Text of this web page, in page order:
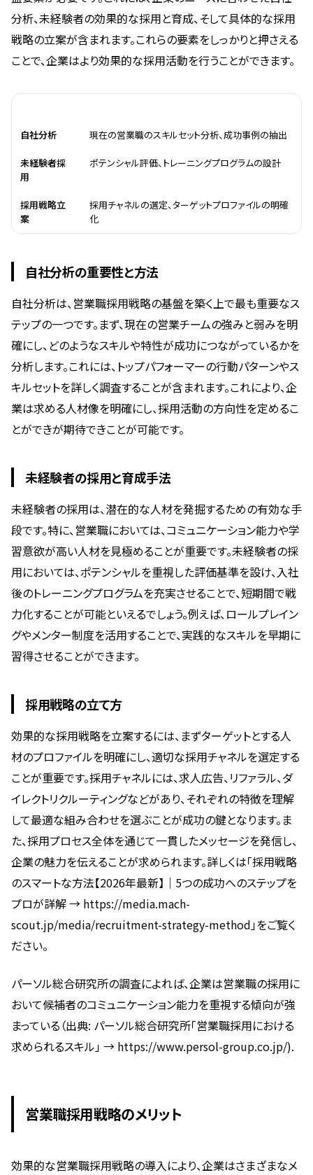
分析、未経験者の効果的な採用と育成、そして具体的な採用
戦略の立案が含まれます。これらの要素をしっかりと押さえる
ことで、企業はより効果的な採用活動を行うことができます。
自社分析 現在の営業職のスキルセット分析、成功事例の抽出
未経験者採
用
ポテンシャル評価、トレーニングプログラムの設計
採用戦略立
案
採用チャネルの選定、ターゲットプロファイルの明確
化
自社分析の重要性と方法
自社分析は、営業職採用戦略の基盤を築く上で最も重要なス
テップの一つです。まず、現在の営業チームの強みと弱みを明
確にし、どのようなスキルや特性が成功につながっているかを
分析します。これには、トップパフォーマーの行動パターンやス
キルセットを詳しく調査することが含まれます。これにより、企
業は求める人材像を明確にし、採用活動の方向性を定めるこ
とができが期待できことが可能です。
未経験者の採用と育成手法
未経験者の採用は、潜在的な人材を発掘するための有効な手
段です。特に、営業職においては、コミュニケーション能力や学
習意欲が高い人材を見極めることが重要です。未経験者の採
用においては、ポテンシャルを重視した評価基準を設け、入社
後のトレーニングプログラムを充実させることで、短期間で戦
力化することが可能といえるでしょう。例えば、ロールプレイン
グやメンター制度を活用することで、実践的なスキルを早期に
習得させることができます。
採用戦略の立て方
効果的な採用戦略を立案するには、まずターゲットとする人
材のプロファイルを明確にし、適切な採用チャネルを選定する
ことが重要です。採用チャネルには、求人広告、リファラル、ダ
イレクトリクルーティングなどがあり、それぞれの特徴を理解
して最適な組み合わせを選ぶことが成功の鍵となります。ま
た、採用プロセス全体を通じて一貫したメッセージを発信し、
企業の魅力を伝えることが求められます。詳しくは「採用戦略
のスマートな方法【2026年最新】｜5つの成功へのステップを
プロが詳解 → https://media.mach-
scout.jp/media/recruitment-strategy-method」をご覧く
ださい。
パーソル総合研究所の調査によれば、企業は営業職の採用に
おいて候補者のコミュニケーション能力を重視する傾向が強
まっている（出典: パーソル総合研究所「営業職採用における
求められるスキル」 → https://www.persol-group.co.jp/).
営業職採用戦略のメリット
効果的な営業職採用戦略の導入により、企業はさまざまなメ